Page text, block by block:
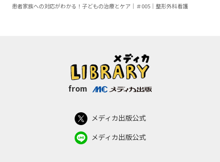
患者家族への対応がわかる！子どもの治療とケア｜＃005｜整形外科看護
from
メディカ出版公式
メディカ出版公式